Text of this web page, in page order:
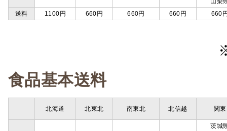
送料
1100円 660円 660円 660円 660
食品基本送料
北海道 北東北 南東北 北信越 関東
茨城